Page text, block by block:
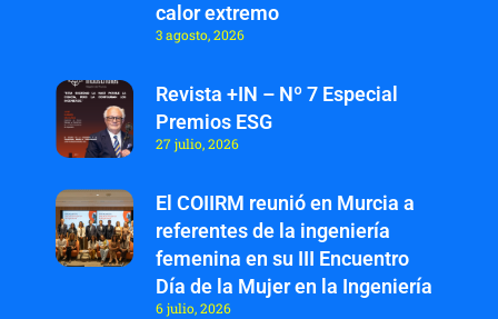
calor extremo
3 agosto, 2026
Revista +IN – Nº 7 Especial
Premios ESG
27 julio, 2026
El COIIRM reunió en Murcia a
referentes de la ingeniería
femenina en su III Encuentro
Día de la Mujer en la Ingeniería
6 julio, 2026